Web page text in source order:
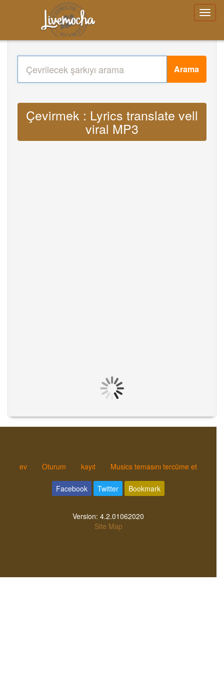
Arama
Çevirmek : Lyrics translate vell
viral MP3
ev Oturum kayıt Musics temasını tercüme et
Facebook Twitter Bookmark
Version: 4.2.01062020
Site Map